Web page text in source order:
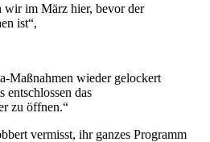
wir im März hier, bevor der
ist“,
Maßnahmen wieder gelockert
entschlossen das
zu öffnen.“
vermisst, ihr ganzes Programm